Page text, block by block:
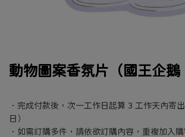
動物圖案香氛片（國王企鵝
．完成付款後，次一工作日起算 3 工作天內寄
日）
．如需訂購多件，請依欲訂購內容，重複加入購